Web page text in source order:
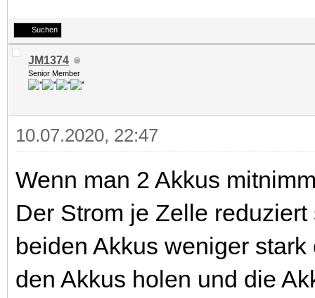
Suchen
JM1374
Senior Member
10.07.2020, 22:47
Wenn man 2 Akkus
Der Strom je Zelle
beiden Akkus weniger
den Akkus holen und die